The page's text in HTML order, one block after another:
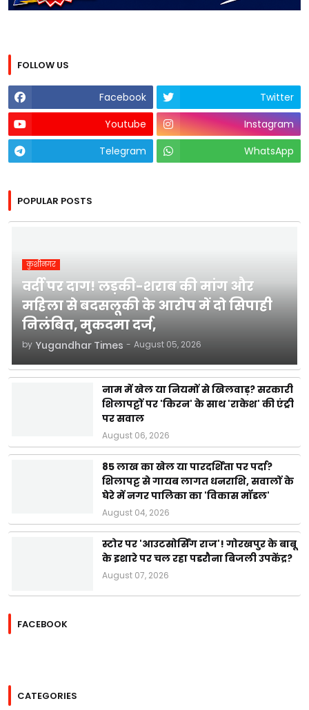
FOLLOW US
Facebook
Twitter
Youtube
Instagram
Telegram
WhatsApp
POPULAR POSTS
कुशीनगर
वर्दी पर दाग! लड़की-शराब की मांग और
महिला से बदसलूकी के आरोप में दो सिपाही
निलंबित, मुकदमा दर्ज,
by Yugandhar Times - August 05, 2026
नाम में खेल या नियमों से खिलवाड़? सरकारी
शिलापट्टों पर 'किरन' के साथ 'राकेश' की एंट्री
पर सवाल
August 06, 2026
85 लाख का खेल या पारदर्शिता पर पर्दा?
शिलापट्ट से गायब लागत धनराशि, सवालों के
घेरे में नगर पालिका का 'विकास मॉडल'
August 04, 2026
स्टोर पर 'आउटसोर्सिंग राज'! गोरखपुर के बाबू
के इशारे पर चल रहा पडरौना बिजली उपकेंद्र?
August 07, 2026
FACEBOOK
CATEGORIES